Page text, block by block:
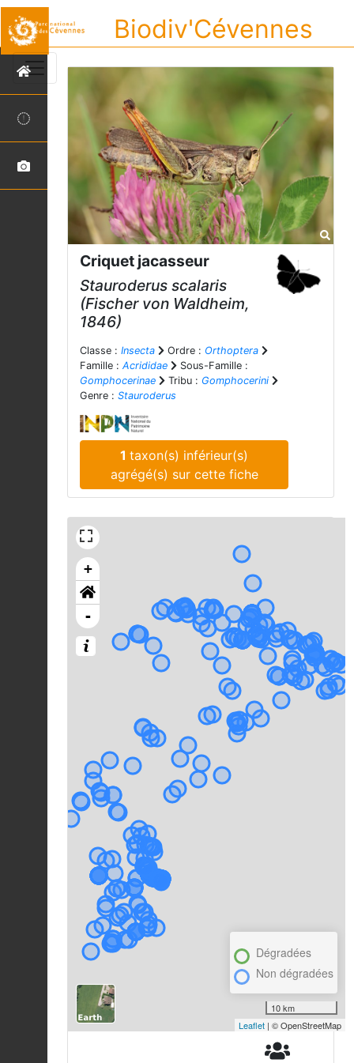
Biodiv'Cévennes
Criquet jacasseur
Stauroderus scalaris
(Fischer von Waldheim,
1846)
Classe : Insecta Ordre : Orthoptera
Famille : Acrididae
Sous-Famille :
Gomphocerinae
Tribu : Gomphocerini
Genre : Stauroderus
1taxon(s) inférieur(s)
agrégé(s) sur cette fiche
+
-
Dégradées
Non dégradées
10 km
Leaflet | © OpenStreetMap